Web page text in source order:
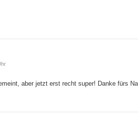
aber jetzt erst recht super! Danke fürs